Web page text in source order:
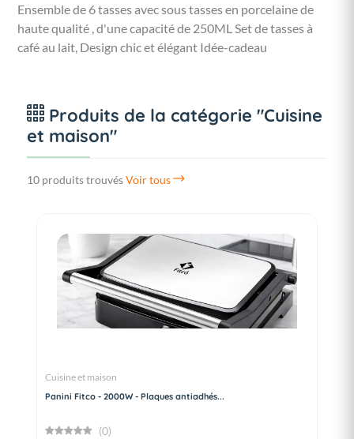
Ensemble de 6 tasses avec sous tasses en porcelaine de
haute qualité , d'une capacité de 250ML Set de tasses à
café au lait, Design chic et élégant Idée-cadeau
Produits de la catégorie "Cuisine
et maison"
10 produits trouvésVoir tous
Cuisine et maison
Panini Fitco - 2000W - Plaques antiadhés...
(0)